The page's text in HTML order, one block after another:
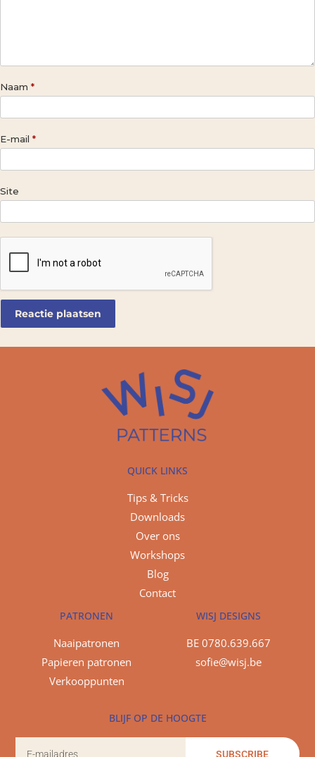
Naam *
E-mail *
Site
QUICK LINKS
Tips & Tricks
Downloads
Over ons
Workshops
Blog
Contact
PATRONEN
Naaipatronen
Papieren patronen
Verkooppunten
WISJ DESIGNS
BE 0780.639.667
sofie@wisj.be
BLIJF OP DE HOOGTE
SUBSCRIBE